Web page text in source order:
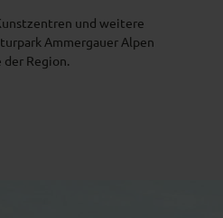
und weitere
Ammergauer Alpen
Region.